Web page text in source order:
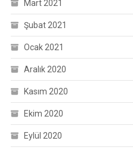
Mart 2021
Şubat 2021
Ocak 2021
Aralık 2020
Kasım 2020
Ekim 2020
Eylül 2020